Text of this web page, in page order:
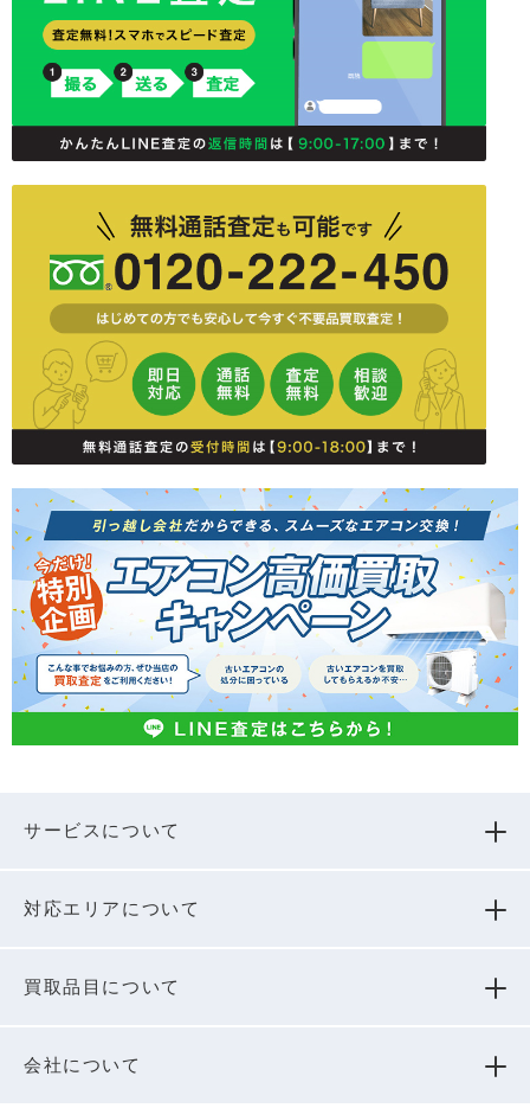
サービスについて
対応エリアについて
買取品⽬について
会社について